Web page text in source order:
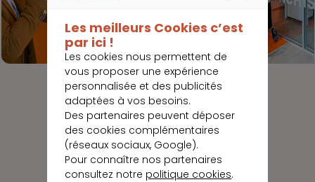
Les meilleurs Cookies c’est
par ici !
Les cookies nous permettent de
vous proposer une expérience
personnalisée et des publicités
adaptées à vos besoins.
Des partenaires peuvent déposer
des cookies complémentaires
(réseaux sociaux, Google).
Pour connaître nos partenaires
consultez notre politique cookies.